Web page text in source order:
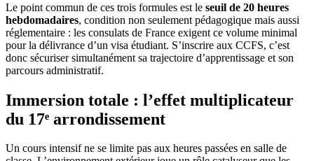
Le point commun de ces trois formules est le seuil de 20 heures
hebdomadaires, condition non seulement pédagogique mais aussi
réglementaire : les consulats de France exigent ce volume minimal
pour la délivrance d’un visa étudiant. S’inscrire aux CCFS, c’est
donc sécuriser simultanément sa trajectoire d’apprentissage et son
parcours administratif.
Immersion totale : l’effet multiplicateur
du 17ᵉ arrondissement
Un cours intensif ne se limite pas aux heures passées en salle de